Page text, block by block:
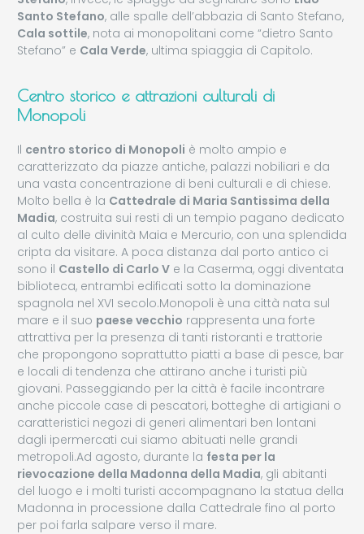
Santo Stefano, alle spalle dell’abbazia di Santo Stefano,
Cala sottile, nota ai monopolitani come “dietro Santo
Stefano” e Cala Verde, ultima spiaggia di Capitolo.
Centro storico e attrazioni culturali di
Monopoli
Il centro storico di Monopoli è molto ampio e
caratterizzato da piazze antiche, palazzi nobiliari e da
una vasta concentrazione di beni culturali e di chiese.
Molto bella è la Cattedrale di Maria Santissima della
Madia, costruita sui resti di un tempio pagano dedicato
al culto delle divinità Maia e Mercurio, con una splendida
cripta da visitare. A poca distanza dal porto antico ci
sono il Castello di Carlo V e la Caserma, oggi diventata
biblioteca, entrambi edificati sotto la dominazione
spagnola nel XVI secolo.Monopoli è una città nata sul
mare e il suo paese vecchio rappresenta una forte
attrattiva per la presenza di tanti ristoranti e trattorie
che propongono soprattutto piatti a base di pesce, bar
e locali di tendenza che attirano anche i turisti più
giovani. Passeggiando per la città è facile incontrare
anche piccole case di pescatori, botteghe di artigiani o
caratteristici negozi di generi alimentari ben lontani
dagli ipermercati cui siamo abituati nelle grandi
metropoli.Ad agosto, durante la festa per la
rievocazione della Madonna della Madia, gli abitanti
del luogo e i molti turisti accompagnano la statua della
Madonna in processione dalla Cattedrale fino al porto
per poi farla salpare verso il mare.